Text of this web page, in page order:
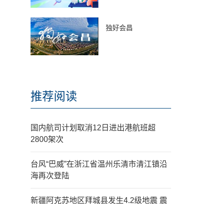
独好会昌
推荐阅读
国内航司计划取消12日进出港航班超
2800架次
台风“巴威”在浙江省温州乐清市清江镇沿
海再次登陆
新疆阿克苏地区拜城县发生4.2级地震 震